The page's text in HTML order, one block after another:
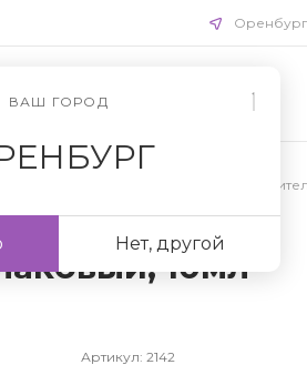
Оренбург
ВАШ ГОРОД
Нет, другой
10мл
Артикул: 2142